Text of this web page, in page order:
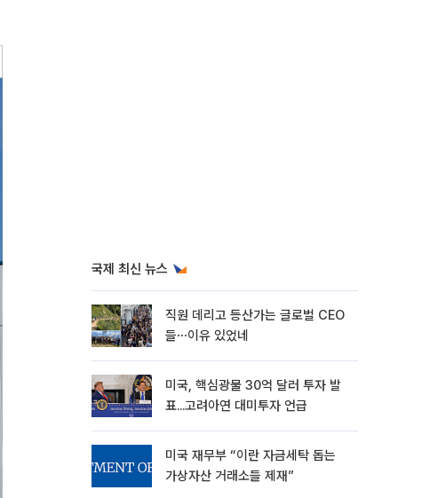
국제 최신 뉴스
직원 데리고 등산가는 글로벌 CEO
들⋯이유 있었네
미국, 핵심광물 30억 달러 투자 발
표...고려아연 대미투자 언급
미국 재무부 “이란 자금세탁 돕는
가상자산 거래소들 제재”